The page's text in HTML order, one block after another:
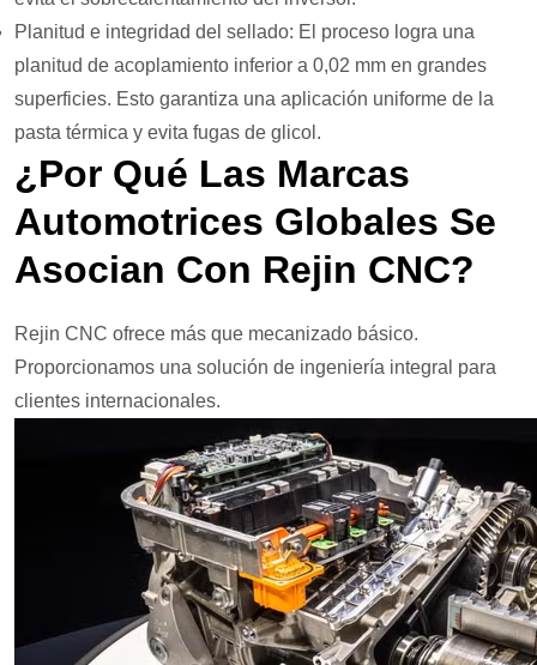
Planitud e integridad del sellado: El proceso logra una
planitud de acoplamiento inferior a 0,02 mm en grandes
superficies. Esto garantiza una aplicación uniforme de la
pasta térmica y evita fugas de glicol.
¿Por Qué Las Marcas
Automotrices Globales Se
Asocian Con Rejin CNC?
Rejin CNC ofrece más que mecanizado básico.
Proporcionamos una solución de ingeniería integral para
clientes internacionales.